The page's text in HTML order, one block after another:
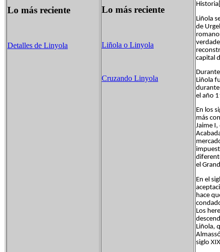
Lo más reciente
Detalles de Linyola
Lo más reciente
Liñola o Linyola
Cruzando Linyola
Liñola
de
capital
Liñola
durante
el año
En los
más
Jaime
el
En el
hace
Los
Liñola,
siglo